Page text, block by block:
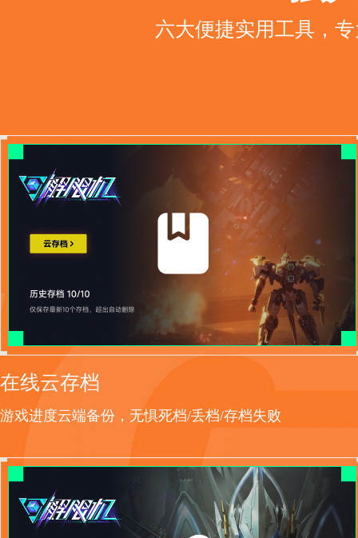
六大便捷实用工具，
在线云存档
游戏进度云端备份，无惧死档/丢档/存档失败